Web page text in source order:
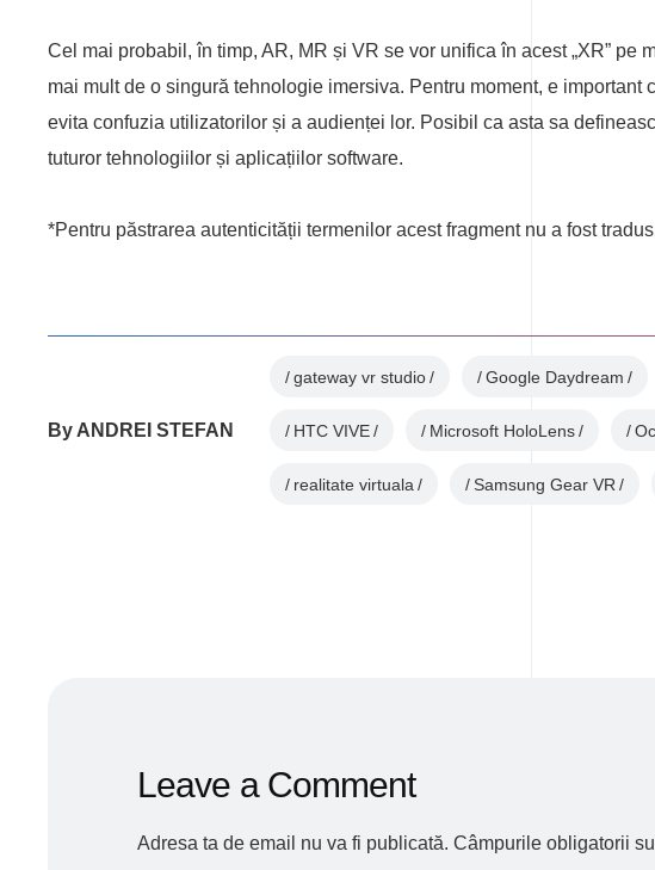
Cel mai probabil, în timp, AR, MR și VR se vor unifica în acest „XR”
mai mult de o singură tehnologie imersiva. Pentru moment, e
evita confuzia utilizatorilor și a audienței lor. Posibil ca asta sa
tuturor tehnologiilor și aplicațiilor software.
*Pentru păstrarea autenticității termenilor acest fragment nu a fost
By ANDREI STEFAN
gateway vr studio Google Daydream
HTC VIVE Microsoft HoloLens
realitate virtuala Samsung Gear VR
Leave a Comment
Adresa ta de email nu va fi publicată. Câmpurile obligatorii